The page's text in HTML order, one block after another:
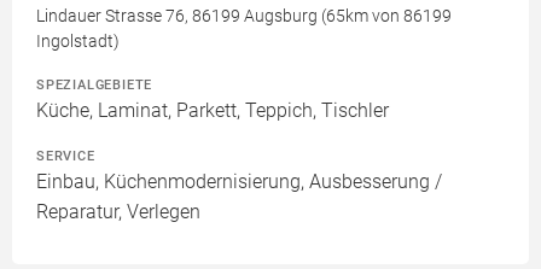
Lindauer Strasse 76, 86199 Augsburg (65km von 86199
Ingolstadt)
SPEZIALGEBIETE
Küche, Laminat, Parkett, Teppich, Tischler
SERVICE
Einbau, Küchenmodernisierung, Ausbesserung /
Reparatur, Verlegen